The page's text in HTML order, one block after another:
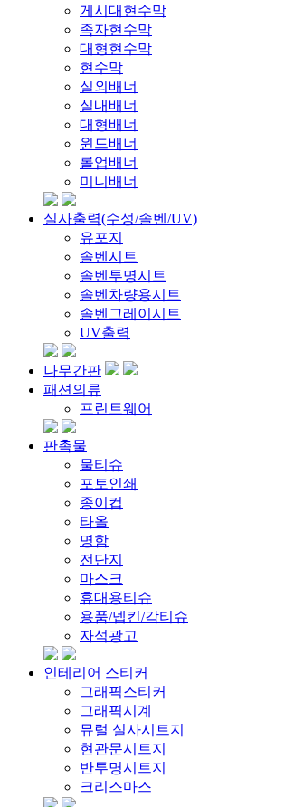
게시대현수막
족자현수막
대형현수막
현수막
실외배너
실내배너
대형배너
윈드배너
롤업배너
미니배너
실사출력(수성/솔벤/UV)
유포지
솔벤시트
솔벤투명시트
솔벤차량용시트
솔벤그레이시트
UV출력
나무간판
패션의류
프린트웨어
판촉물
물티슈
포토인쇄
종이컵
타올
명함
전단지
마스크
휴대용티슈
용품/넵킨/각티슈
자석광고
인테리어 스티커
그래픽스티커
그래픽시계
뮤럴 실사시트지
현관문시트지
반투명시트지
크리스마스